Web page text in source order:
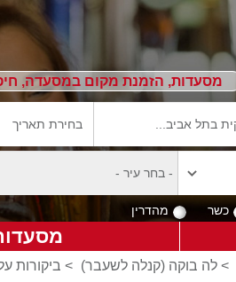
מסעדות, הזמנת מקום במסעדה,
כשר מהדרין
> לה בוקה (קנלה לשעבר) > ביקורות